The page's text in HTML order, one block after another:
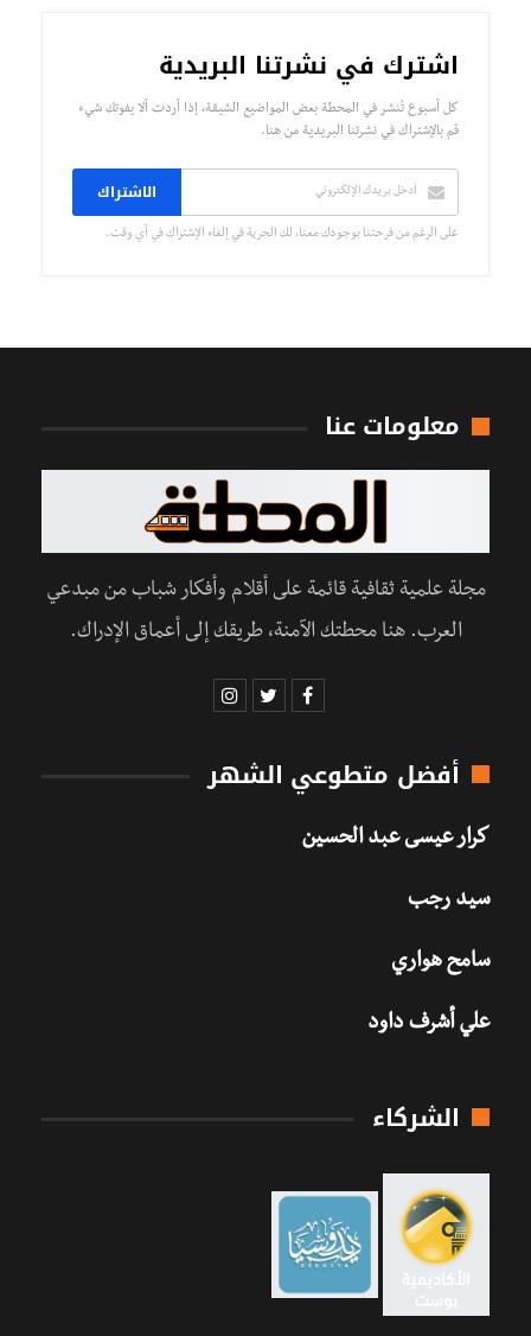
اشترك في نشرتنا البريدية
كل أسبوع تُنشر في المحطة بعض المواضيع الشيقة، إذا أردت ألا يفوتك شيء
قم بالإشتراك في نشرتنا البريدية من هنا.
الاشتراك
على الرغم من فرحتنا بوجودك معنا، لك الحرية في إلغاء الإشتراك في أي وقت.
معلومات عنا
مجلة علمية ثقافية قائمة على أقلام وأفكار شباب من مبدعي
العرب. هنا محطتك الآمنة، طريقك إلى أعماق الإدراك.
أفضل متطوعي الشهر
كرار عيسى عبد الحسين
سيد رجب
سامح هواري
علي أشرف داود
الشركاء